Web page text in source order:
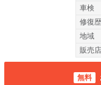
車検
修復歴
地域
販売店
無料